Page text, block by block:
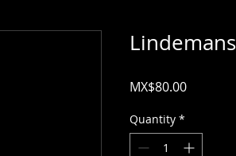
MX$80.00Price
Quantity *